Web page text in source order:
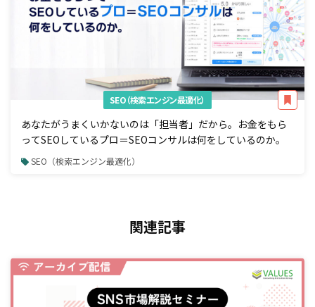
SEO（検索エンジン最適化）
あなたがうまくいかないのは「担当者」だから。お金をもら
ってSEOしているプロ＝SEOコンサルは何をしているのか。
SEO（検索エンジン最適化）
関連記事